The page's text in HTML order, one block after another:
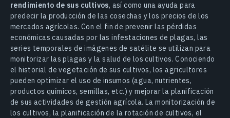
rendimiento de sus cultivos, así como una ayuda para
predecir la producción de las cosechas y los precios de los
mercados agrícolas. Con el fin de prevenir las pérdidas
económicas causadas por las infestaciones de plagas, las
series temporales de imágenes de satélite se utilizan para
monitorizar las plagas y la salud de los cultivos. Conociendo
el historial de vegetación de sus cultivos, los agricultores
pueden optimizar el uso de insumos (agua, nutrientes,
productos químicos, semillas, etc.) y mejorar la planificación
de sus actividades de gestión agrícola. La monitorización de
los cultivos, la planificación de la rotación de cultivos, el